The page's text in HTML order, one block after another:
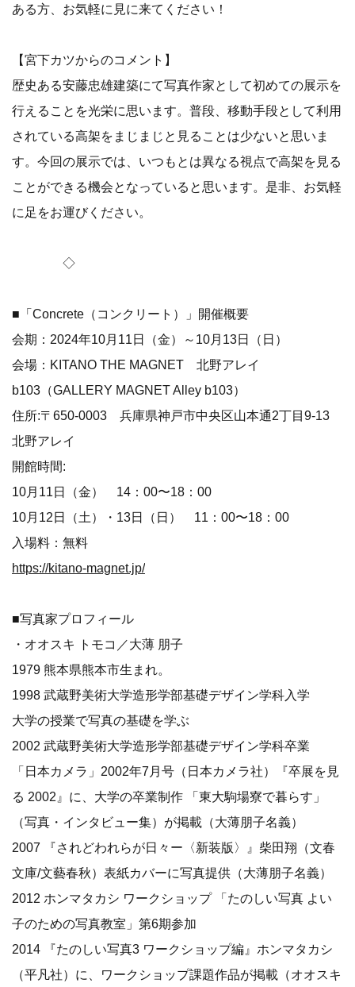
ある方、お気軽に見に来てください！
【宮下カツからのコメント】
歴史ある安藤忠雄建築にて写真作家として初めての展示を
行えることを光栄に思います。普段、移動手段として利用
されている高架をまじまじと見ることは少ないと思いま
す。今回の展示では、いつもとは異なる視点で高架を見る
ことができる機会となっていると思います。是非、お気軽
に足をお運びください。
◇
■「Concrete（コンクリート）」開催概要
会期：2024年10月11日（金）～10月13日（日）
会場：KITANO THE MAGNET 北野アレイ
b103（GALLERY MAGNET Alley b103）
住所:〒650-0003 兵庫県神戸市中央区山本通2丁目9-13
北野アレイ
開館時間:
10月11日（金） 14：00〜18：00
10月12日（土）・13日（日） 11：00〜18：00
入場料：無料
https://kitano-magnet.jp/
■写真家プロフィール
・オオスキ トモコ／大薄 朋子
1979 熊本県熊本市生まれ。
1998 武蔵野美術大学造形学部基礎デザイン学科入学
大学の授業で写真の基礎を学ぶ
2002 武蔵野美術大学造形学部基礎デザイン学科卒業
「日本カメラ」2002年7月号（日本カメラ社）『卒展を見
る 2002』に、大学の卒業制作 「東大駒場寮で暮らす」
（写真・インタビュー集）が掲載（大薄朋子名義）
2007 『されどわれらが日々ー〈新装版〉』柴田翔（文春
文庫/文藝春秋）表紙カバーに写真提供（大薄朋子名義）
2012 ホンマタカシ ワークショップ 「たのしい写真 よい
子のための写真教室」第6期参加
2014 『たのしい写真3 ワークショップ編』ホンマタカシ
（平凡社）に、ワークショップ課題作品が掲載（オオスキ